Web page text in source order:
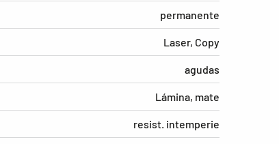
permanente
Laser, Copy
agudas
Lámina, mate
resist. intemperie